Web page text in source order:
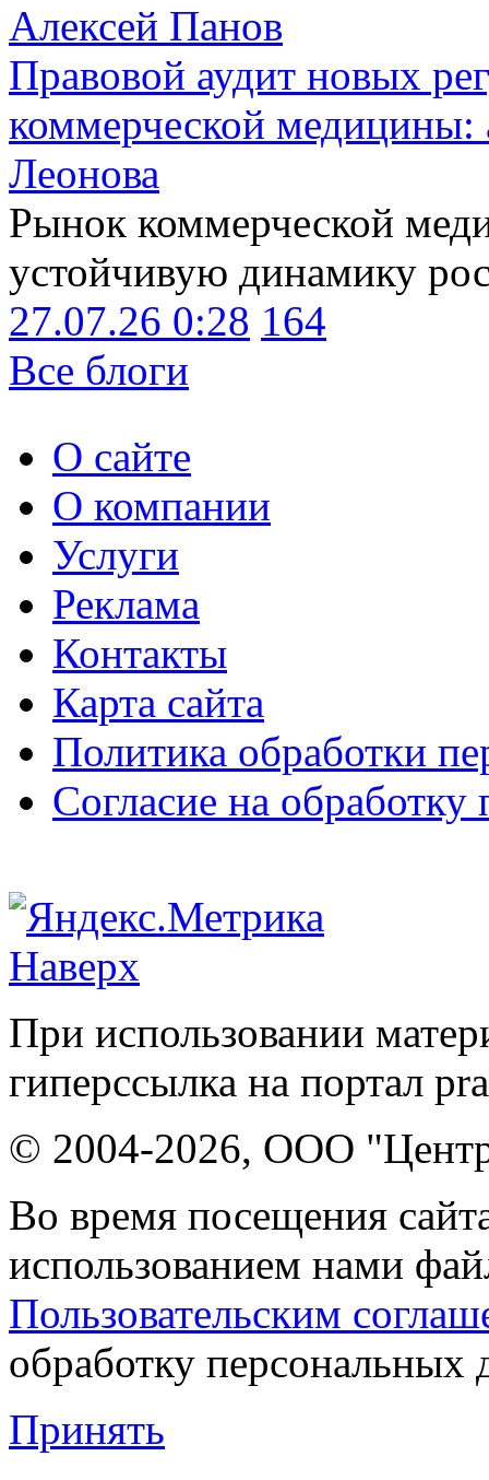
Алексей Панов
Правовой аудит новых
коммерческой медицины:
Леонова
Рынок коммерческой
устойчивую динамику
27.07.26 0:28 164
Все блоги
О сайте
О компании
Услуги
Реклама
Контакты
Карта сайта
Политика обработки
Согласие на
Наверх
При использовании
гиперссылка на портал
© 2004-2026, ООО "Центр
Во время посещения
использованием нами
Пользовательским
обработку персональных
Принять